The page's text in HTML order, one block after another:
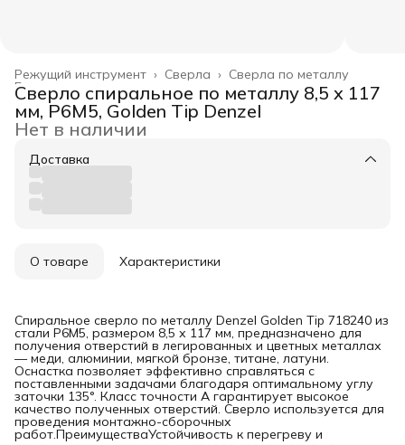
Сверла по металлу
Сверла ›
Режущий инструмент ›
Главная ›
Сверло спиральное по металлу 8,5 x 117
мм, Р6М5, Golden Tip Denzel
Нет в наличии
Доставка
О товаре Характеристики
Спиральное сверло по металлу Denzel Golden Tip 718240 из
стали P6M5, размером 8,5 х 117 мм, предназначено для
получения отверстий в легированных и цветных металлах
— меди, алюминии, мягкой бронзе, титане, латуни.
Оснастка позволяет эффективно справляться с
поставленными задачами благодаря оптимальному углу
заточки 135°. Класс точности A гарантирует высокое
качество полученных отверстий. Сверло используется для
проведения монтажно-сборочных
работ.ПреимуществаУстойчивость к перегреву и